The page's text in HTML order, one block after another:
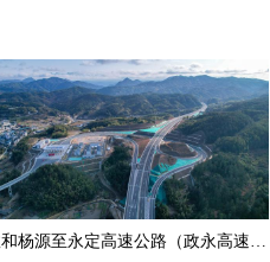
政和杨源至永定高速公路（政永高速）德化段正式通车运营